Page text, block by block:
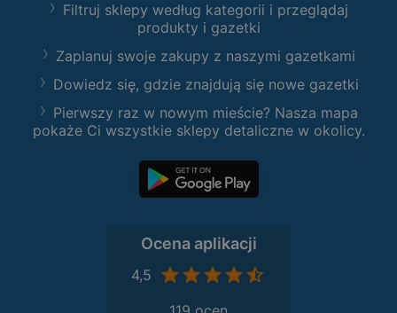
Filtruj sklepy według kategorii i przeglądaj
produkty i gazetki
Zaplanuj swoje zakupy z naszymi gazetkami
Dowiedz się, gdzie znajdują się nowe gazetki
Pierwszy raz w nowym mieście? Nasza mapa
pokaże Ci wszystkie sklepy detaliczne w okolicy.
Ocena aplikacji
4,5